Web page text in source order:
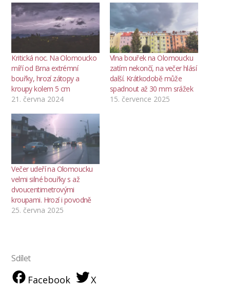
Kritická noc. Na Olomoucko
míří od Brna extrémní
bouřky, hrozí zátopy a
kroupy kolem 5 cm
21. června 2024
Vlna bouřek na Olomoucku
zatím nekončí, na večer hlásí
další. Krátkodobě může
spadnout až 30 mm srážek
15. července 2025
Večer udeří na Olomoucku
velmi silné bouřky s až
dvoucentimetrovými
kroupami. Hrozí i povodně
25. června 2025
Sdílet
Facebook X